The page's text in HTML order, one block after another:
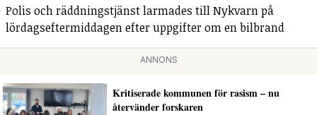
Polis och räddningstjänst larmades till Nykvarn på
lördagseftermiddagen efter uppgifter om en bilbrand
ANNONS
Kritiserade kommunen för rasism – nu
återvänder forskaren